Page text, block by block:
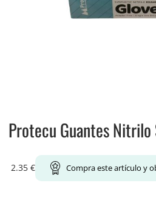
Protecu Guantes
2.35 € Compra este artículo y